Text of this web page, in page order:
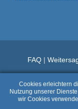
FAQ|
Cookies erleichtern
Nutzung unserer
wir Cookies